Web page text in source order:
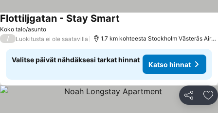
Koko talo/asunto
Flottiljgatan - Stay Smart
/ Luokitusta ei ole saatavilla 1.7 km kohteesta Stockholm Västerås
Valitse päivät nähdäksesi tarkat hinnat
Katso hinnat
Jaa